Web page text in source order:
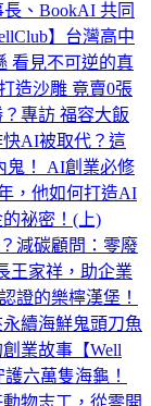
、BookAI 共同
】 台灣高中
看見不可逆的真
造沙雕 竟賣0張
專訪 福容大飯
快AI被取代？這
鬼！ AI創業必修
，他如何打造AI
祕密！(上)
減碳顧問：零廢
王家祥，助企業
證的樂檸漢堡！
續海鮮鬼頭刀魚
業故事【Well
六萬隻海龜！